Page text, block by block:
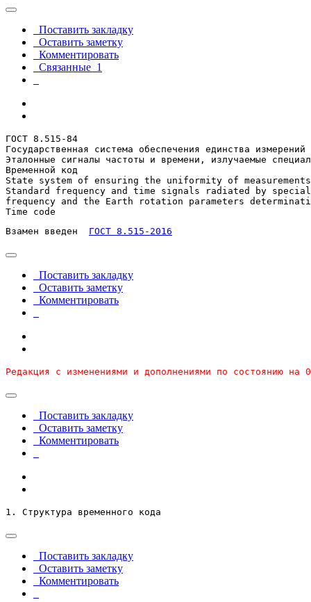
Поставить закладку
Оставить заметку
Комментировать
Связанные 1
ГОСТ 8.515-84
Государственная система обеспечения единства измерений
Эталонные сигналы частоты и времени, излучаемые
Временной код
State system of ensuring the uniformity of
Standard frequency and time signals radiated by
frequency and the Earth rotation parameters
Time code
Взамен введен ГОСТ 8.515-2016
Поставить закладку
Оставить заметку
Комментировать
Редакция с изменениями и дополнениями по состоянию на
Поставить закладку
Оставить заметку
Комментировать
1. Структура временного кода
Поставить закладку
Оставить заметку
Комментировать